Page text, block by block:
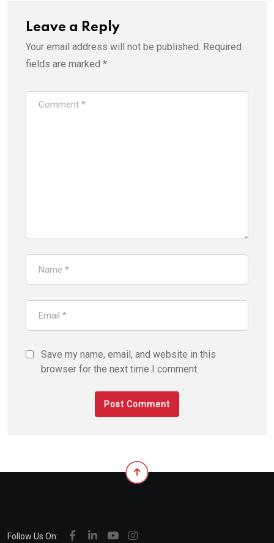
Leave a Reply
Your email address will not be published. Required
fields are marked *
Save my name, email, and website in this
browser for the next time I comment.
Follow Us On: